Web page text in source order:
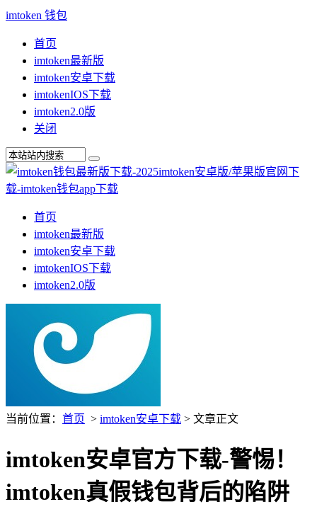
imtoken 钱包
首页
imtoken最新版
imtoken安卓下载
imtokenIOS下载
imtoken2.0版
关闭
首页
imtoken最新版
imtoken安卓下载
imtokenIOS下载
imtoken2.0版
当前位置： 首页 > imtoken安卓下载 > 文章正文
imtoken安卓官方下载-警惕！
imtoken真假钱包背后的陷阱